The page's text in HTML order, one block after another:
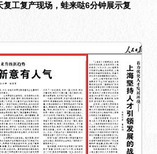
工复产现场，蛙来哒6分钟展示复